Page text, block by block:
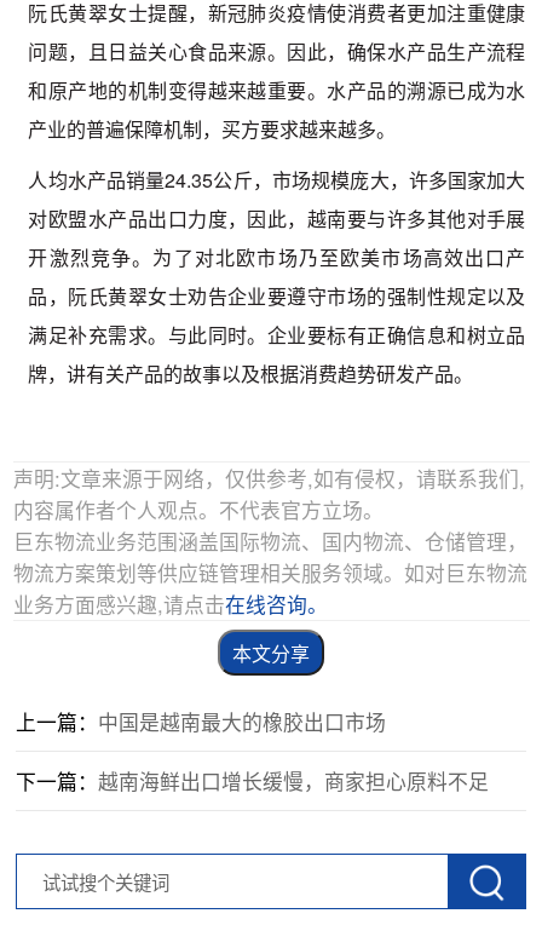
阮氏黄翠女士提醒，新冠肺炎疫情使消费者更加注重健康
问题，且日益关心食品来源。因此，确保水产品生产流程
和原产地的机制变得越来越重要。水产品的溯源已成为水
产业的普遍保障机制，买方要求越来越多。
人均水产品销量24.35公斤，市场规模庞大，许多国家加大
对欧盟水产品出口力度，因此，越南要与许多其他对手展
开激烈竞争。为了对北欧市场乃至欧美市场高效出口产
品，阮氏黄翠女士劝告企业要遵守市场的强制性规定以及
满足补充需求。与此同时。企业要标有正确信息和树立品
牌，讲有关产品的故事以及根据消费趋势研发产品。
声明:文章来源于网络，仅供参考,如有侵权，请联系我们,
内容属作者个人观点。不代表官方立场。
巨东物流业务范围涵盖国际物流、国内物流、仓储管理，
物流方案策划等供应链管理相关服务领域。如对巨东物流
业务方面感兴趣,请点击在线咨询。
本文分享
上一篇： 中国是越南最大的橡胶出口市场
下一篇：越南海鲜出口增长缓慢，商家担心原料不足